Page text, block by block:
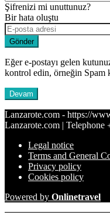
Şifrenizi mi unuttunuz?
Bir hata oluştu
Gönder
Eğer e-postayı gelen
kontrol edin, örneğin Spam
Devam
Lanzarote.com - https://
Lanzarote.com | Telephone
Legal notice
Terms and General
Privacy policy
Cookies policy
Powered by Onlinetravel